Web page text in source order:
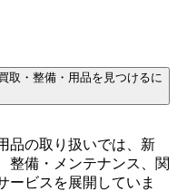
取・整備・用品を見つけるに
品の取り扱いでは、新
整備・メンテナンス、関
ービスを展開していま